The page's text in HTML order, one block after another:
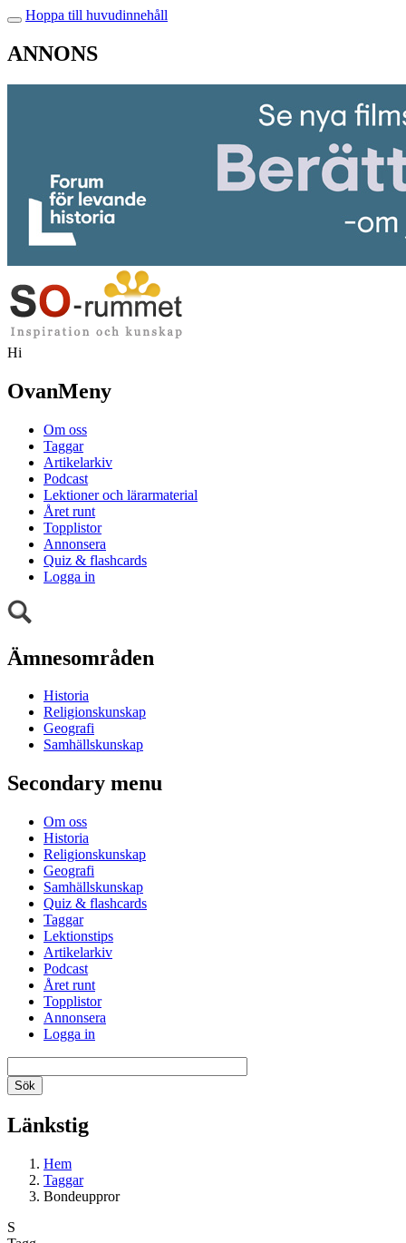
Hoppa till huvudinnehåll
ANNONS
Hi
OvanMeny
Om oss
Taggar
Artikelarkiv
Podcast
Lektioner och lärarmaterial
Året runt
Topplistor
Annonsera
Quiz & flashcards
Logga in
Ämnesområden
Historia
Religionskunskap
Geografi
Samhällskunskap
Secondary menu
Om oss
Historia
Religionskunskap
Geografi
Samhällskunskap
Quiz & flashcards
Taggar
Lektionstips
Artikelarkiv
Podcast
Året runt
Topplistor
Annonsera
Logga in
Länkstig
Hem
Taggar
Bondeuppror
S